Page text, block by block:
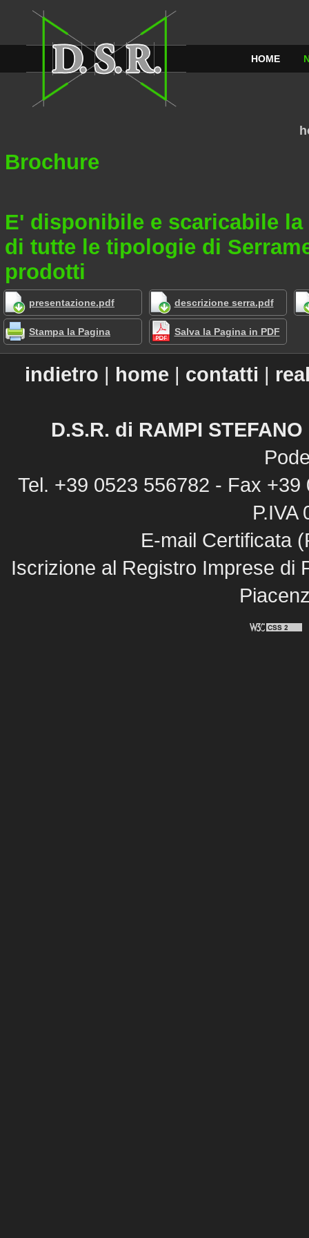
HOME
Brochure
E' disponibile e scaricabile
di tutte le tipologie di
prodotti
presentazione.pdf descrizione serra.pdf
Stampa la Pagina Salva la Pagina in PDF
indietro | home | contatti |
D.S.R. di RAMPI
Tel. +39 0523 556782 - Fax
P.IVA
E-mail Certificata
Iscrizione al Registro Imprese di